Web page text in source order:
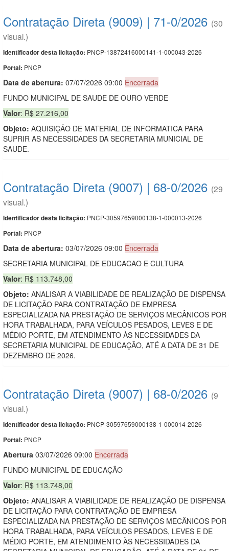
Contratação Direta (9009) | 71-0/2026 (30
visual.)
Identificador desta licitação: PNCP-13872416000141-1-000043-2026
Portal: PNCP
Data de abertura: 07/07/2026 09:00 Encerrada
FUNDO MUNICIPAL DE SAUDE DE OURO VERDE
Valor: R$ 27.216,00
Objeto: AQUISIÇÃO DE MATERIAL DE INFORMATICA PARA
SUPRIR AS NECESSIDADES DA SECRETARIA MUNICIAL DE
SAUDE.
Contratação Direta (9007) | 68-0/2026 (29
visual.)
Identificador desta licitação: PNCP-30597659000138-1-000013-2026
Portal: PNCP
Data de abertura: 03/07/2026 09:00 Encerrada
SECRETARIA MUNICIPAL DE EDUCACAO E CULTURA
Valor: R$ 113.748,00
Objeto: ANALISAR A VIABILIDADE DE REALIZAÇÃO DE DISPENSA
DE LICITAÇÃO PARA CONTRATAÇÃO DE EMPRESA
ESPECIALIZADA NA PRESTAÇÃO DE SERVIÇOS MECÂNICOS POR
HORA TRABALHADA, PARA VEÍCULOS PESADOS, LEVES E DE
MÉDIO PORTE, EM ATENDIMENTO ÀS NECESSIDADES DA
SECRETARIA MUNICIPAL DE EDUCAÇÃO, ATÉ A DATA DE 31 DE
DEZEMBRO DE 2026.
Contratação Direta (9007) | 68-0/2026 (9
visual.)
Identificador desta licitação: PNCP-30597659000138-1-000014-2026
Portal: PNCP
Abertura 03/07/2026 09:00 Encerrada
FUNDO MUNICIPAL DE EDUCAÇÃO
Valor: R$ 113.748,00
Objeto: ANALISAR A VIABILIDADE DE REALIZAÇÃO DE DISPENSA
DE LICITAÇÃO PARA CONTRATAÇÃO DE EMPRESA
ESPECIALIZADA NA PRESTAÇÃO DE SERVIÇOS MECÂNICOS POR
HORA TRABALHADA, PARA VEÍCULOS PESADOS, LEVES E DE
MÉDIO PORTE, EM ATENDIMENTO ÀS NECESSIDADES DA